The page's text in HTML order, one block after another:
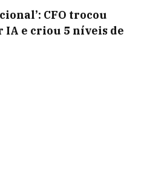
CFO trocou
IA e criou 5 níveis de